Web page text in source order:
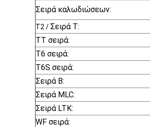
Σειρά καλωδιώσεων:
T2 / Σειρά Τ:
TT σειρά:
T6 σειρά:
T6S σειρά:
Σειρά Β:
Σειρά MLC:
Σειρά LTK:
WF σειρά: